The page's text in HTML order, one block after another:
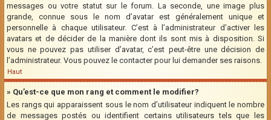
messages ou votre statut sur le forum. La seconde, une image plus
grande, connue sous le nom d’avatar est généralement unique et
personnelle à chaque utilisateur. C’est à l’administrateur d’activer les
avatars et de décider de la manière dont ils sont mis à disposition. Si
vous ne pouvez pas utiliser d’avatar, c’est peut-être une décision de
l’administrateur. Vous pouvez le contacter pour lui demander ses raisons.
Haut
» Qu’est-ce que mon rang et comment le modifier?
Les rangs qui apparaissent sous le nom d’utilisateur indiquent le nombre
de messages postés ou identifient certains utilisateurs tels que les